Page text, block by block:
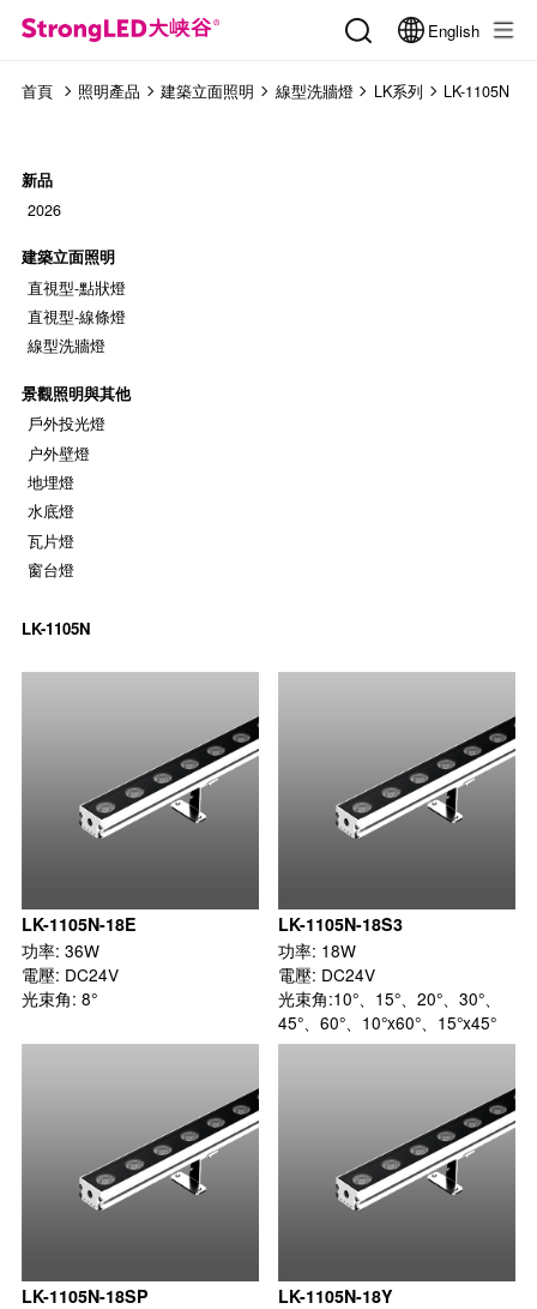
English
首頁 照明產品 建築立面照明 線型洗牆燈 LK系列 LK-1105N
新品
2026
建築立面照明
直視型-點狀燈
直視型-線條燈
線型洗牆燈
景觀照明與其他
戶外投光燈
户外壁燈
地埋燈
水底燈
瓦片燈
窗台燈
LK-1105N
LK-1105N-18E
功率: 36W
電壓: DC24V
光束角: 8°
LK-1105N-18S3
功率: 18W
電壓: DC24V
光束角:10°、15°、20°、30°、
45°、60°、10°x60°、15°x45°
LK-1105N-18SP
LK-1105N-18Y